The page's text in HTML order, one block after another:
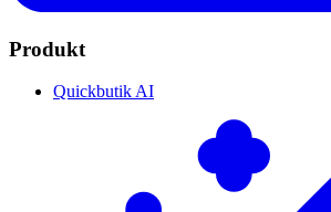
Produkt
Quickbutik AI